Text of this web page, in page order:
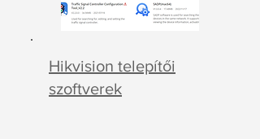
Hikvision telepítői
szoftverek